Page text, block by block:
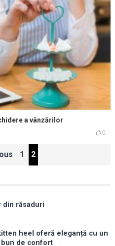
a vânzărilor
0
1 2
din răsaduri
heel oferă eleganță cu un
bun de confort